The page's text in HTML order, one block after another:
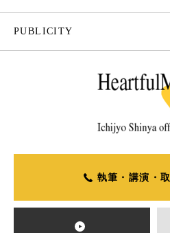
PUBLICITY
執筆・講演・